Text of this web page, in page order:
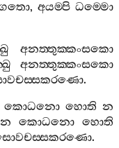
, අයම‍්පි ධම‍්මො
අනත‍්තුක‍්කංසකො
අනත‍්තුක‍්කංසකො
.
කොධනො හොති න
න කොධනො හොති
.